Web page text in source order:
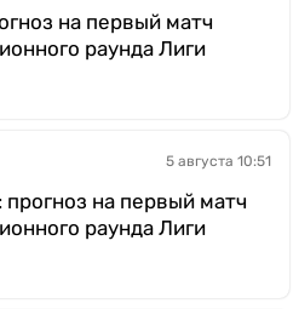
на первый матч
раунда Лиги
5 августа 10:51
на первый матч
раунда Лиги